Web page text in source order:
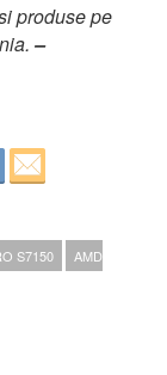
produse pe
–
S7150
AMD